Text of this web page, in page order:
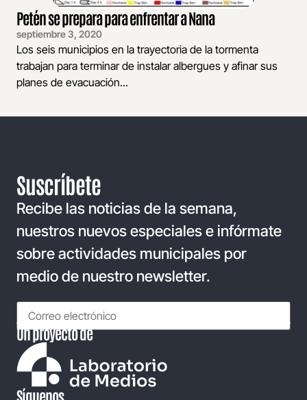
Petén se prepara para enfrentar a Nana
septiembre 3, 2020
Los seis municipios en la trayectoria de la tormenta
trabajan para terminar de instalar albergues y afinar sus
planes de evacuación...
Suscríbete
Recibe las noticias de la semana,
nuestros nuevos especiales e infórmate
sobre actividades municipales por
medio de nuestro newsletter.
Un proyecto de